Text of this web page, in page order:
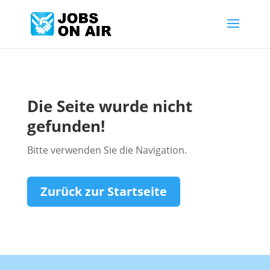
Die Seite wurde nicht
gefunden!
Bitte verwenden Sie die Navigation.
Zurück zur Startseite